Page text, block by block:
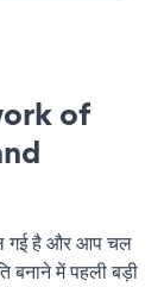
of
गई है और आप चल
बनाने में पहली बड़ी